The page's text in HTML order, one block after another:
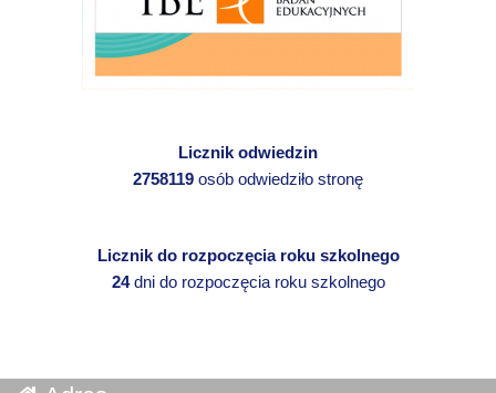
Licznik odwiedzin
2758119 osób odwiedziło stronę
Licznik do rozpoczęcia roku szkolnego
24dni do rozpoczęcia roku szkolnego